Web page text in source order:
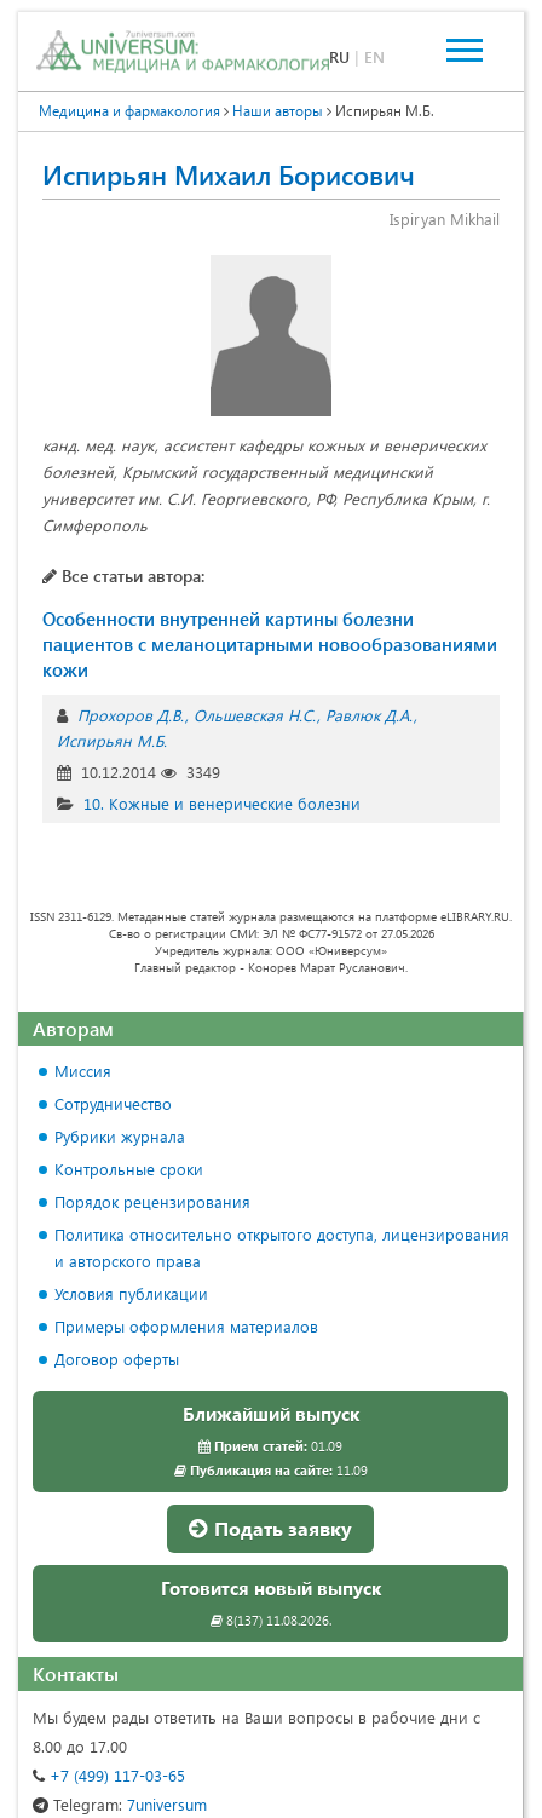
RU | EN
Медицина и фармакология Наши авторы Испирьян М.Б.
Испирьян Михаил Борисович
Ispiryan Mikhail
канд. мед. наук, ассистент кафедры кожных и венерических
болезней, Крымский государственный медицинский
университет им. С.И. Георгиевского, РФ, Республика Крым, г.
Симферополь
Все статьи автора:
Особенности внутренней картины болезни
пациентов с меланоцитарными новообразованиями
кожи
Прохоров Д.В. Ольшевская Н.С. Равлюк Д.А.
Испирьян М.Б.
10.12.2014
3349
10. Кожные и венерические болезни
ISSN 2311-6129. Метаданные статей журнала размещаются на платформе eLIBRARY.RU.
Св-во о регистрации СМИ: ЭЛ № ФС77-91572 от 27.05.2026
Учредитель журнала: ООО «Юниверсум»
Главный редактор - Конорев Марат Русланович.
Авторам
Миссия
Сотрудничество
Рубрики журнала
Контрольные сроки
Порядок рецензирования
Политика относительно открытого доступа, лицензирования
и авторского права
Условия публикации
Примеры оформления материалов
Договор оферты
Ближайший выпуск
Прием статей: 01.09
Публикация на сайте:11.09
Подать заявку
Готовится новый выпуск
8(137) 11.08.2026.
Контакты
Мы будем рады ответить на Ваши вопросы в рабочие дни с
8.00 до 17.00
+7 (499) 117-03-65
Telegram: 7universum